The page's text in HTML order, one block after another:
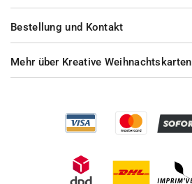
Bestellung und Kontakt
Mehr über Kreative Weihnachtskarten